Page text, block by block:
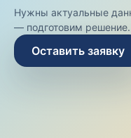
Нужны актуальные
— подготовим решение.
Оставить заявку